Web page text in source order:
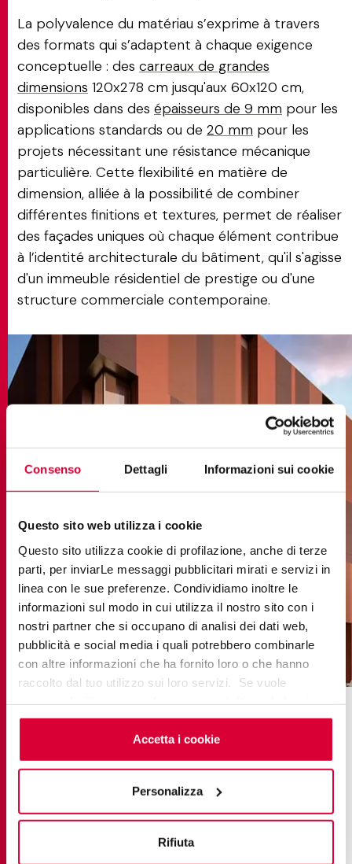
Consenso Dettagli Informazioni sui cookie
Questo sito web utilizza i cookie
Questo sito utilizza cookie di profilazione, anche di terze
parti, per inviarLe messaggi pubblicitari mirati e servizi in
linea con le sue preferenze. Condividiamo inoltre le
informazioni sul modo in cui utilizza il nostro sito con i
nostri partner che si occupano di analisi dei dati web,
pubblicità e social media i quali potrebbero combinarle
con altre informazioni che ha fornito loro o che hanno
raccolto dal tuo utilizzo sui loro servizi. Se vuole
cookieclicchi qui. Il consenso può essere espresso
cliccando sul tasto “Accetta i cookie”. Se non vuole i
cookie di profilazione può negare il consenso sul tasto
Accetta i cookie
Personalizza
Rifiuta
La polyvalence du matériau s’exprime à travers
des formats qui s’adaptent à chaque exigence
conceptuelle : des carreaux de grandes
dimensions 120x278 cm jusqu'aux 60x120 cm,
disponibles dans des épaisseurs de 9 mm pour les
applications standards ou de 20 mm pour les
projets nécessitant une résistance mécanique
particulière. Cette flexibilité en matière de
dimension, alliée à la possibilité de combiner
différentes finitions et textures, permet de réaliser
des façades uniques où chaque élément contribue
à l’identité architecturale du bâtiment, qu'il s'agisse
d'un immeuble résidentiel de prestige ou d'une
structure commerciale contemporaine.
Concevez votre façade avec
Match App.
Le choix du revêtement idéal pour votre façade
requiert non seulement des connaissances